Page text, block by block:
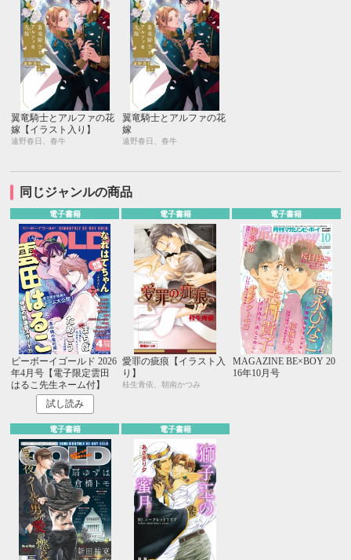
翼竜騎士とアルファの花
嫁【イラスト入り】
遠野春日、春牛
翼竜騎士とアルファの花
嫁
遠野春日、春牛
同じジャンルの商品
電子書籍
ビーボーイゴールド 2026
年4月号【電子限定雲田
はるこ先生ネーム付】
試し読み
電子書籍
愛罪の疵痕【イラスト入
り】
桂生青依、朝南かつみ
電子書籍
MAGAZINE BE×BOY 20
16年10月号
電子書籍 電子書籍